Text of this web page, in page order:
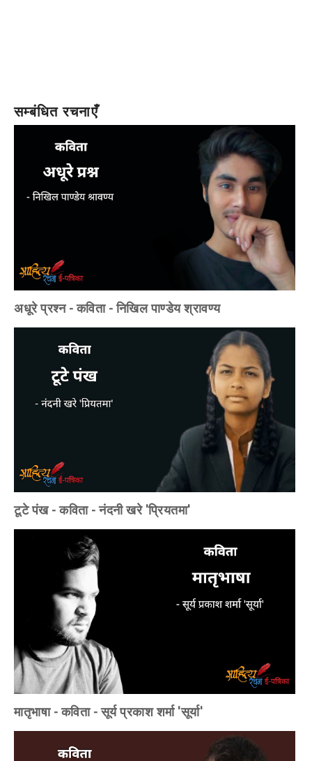
सम्बंधित रचनाएँ
अधूरे प्रश्न - कविता - निखिल पाण्डेय श्रावण्य
टूटे पंख - कविता - नंदनी खरे 'प्रियतमा'
मातृभाषा - कविता - सूर्य प्रकाश शर्मा 'सूर्या'